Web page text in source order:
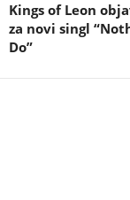
Kings of Leon
za novi singl
Do”